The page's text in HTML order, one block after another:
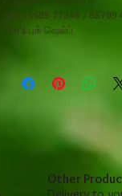
+91 73585 77246 / 88709
San's புக் ஷெல்ப்
Other